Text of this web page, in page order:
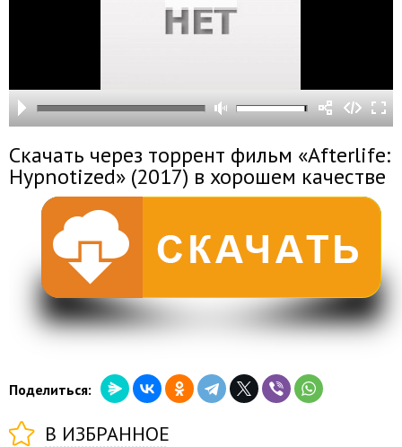
Скачать через торрент фильм «Afterlife:
Hypnotized» (2017) в хорошем качестве
Поделиться:
В ИЗБРАННОЕ